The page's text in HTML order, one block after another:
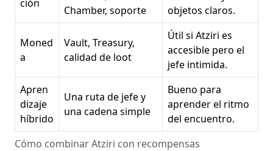
Cómo combinar Atziri con recompensas
ción
Chamber, soporte
objetos claros.
Moned
a
Vault, Treasury,
calidad de loot
Útil si Atziri es
accesible pero el
jefe intimida.
Apren
dizaje
híbrido
Una ruta de jefe y
una cadena simple
Bueno para
aprender el ritmo
del encuentro.